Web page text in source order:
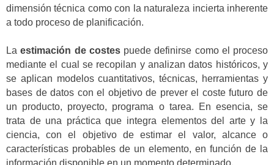
dimensión técnica como con la naturaleza incierta inherente
a todo proceso de planificación.
Laestimación de costespuede definirse como el proceso
mediante el cual se recopilan y analizan datos históricos, y
se aplican modelos cuantitativos, técnicas, herramientas y
bases de datos con el objetivo de prever el coste futuro de
un producto, proyecto, programa o tarea. En esencia, se
trata de una práctica que integra elementos del arte y la
ciencia, con el objetivo de estimar el valor, alcance o
características probables de un elemento, en función de la